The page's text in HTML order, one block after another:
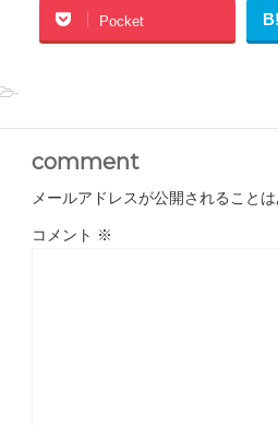
Pocket
-
comment
メールアドレスが公開されること
コメント ※